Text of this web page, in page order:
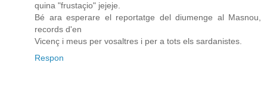
quina "frustaçio" jejeje.
Bé ara esperare el reportatge del diumenge al Masnou,
records d'en
Vicenç i meus per vosaltres i per a tots els sardanistes.
Respon